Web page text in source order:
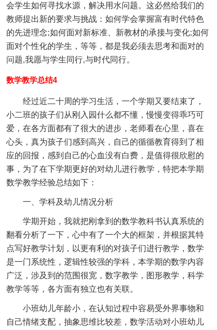
会学生如何寻找水源，解决用水问题。这必然给我们的
教师提出新的要求与挑战：如何学会掌握富有时代特色
的先进理念;如何面对新标准、新教材的承接与变化;如何
面对个性化的学生，等等，都是我必须去思考和面对的
问题,我愿与学生同行,与时代同行。
数学教学总结4
经过近二十周的学习生活，一个学期又要结束了，
小二班的孩子们从刚入园什么都不懂，慢慢变得乖巧可
爱，在各方面都有了很大的进步，老师看在心里，喜在
心头，真为孩子们感到高兴，自己的循循教育得到了相
应的回报，感到自己的心血没有白费，是值得很欣慰的
事，为了在下学期更好的对幼儿进行教学，特把本学期
数学教学经验总结如下：
一、学科及幼儿情况分析
学期开始，我就把刚拿到的数学教科书认真系统的
翻看分析了一下，心中有了一个大的框架，并根据其特
点写好教学计划，以更有利的对孩子们进行教学，数学
是一门系统性，逻辑性较强的学科，本学期的数学内容
广泛，涉及到的范围很宽，数字教学，图形教学，科学
教学等等，各方面有独立也有关联。
小班幼儿年龄小，在认知过程中容易受外界事物和
自己情绪支配，抽象思维比较差，数学活动对小班幼儿